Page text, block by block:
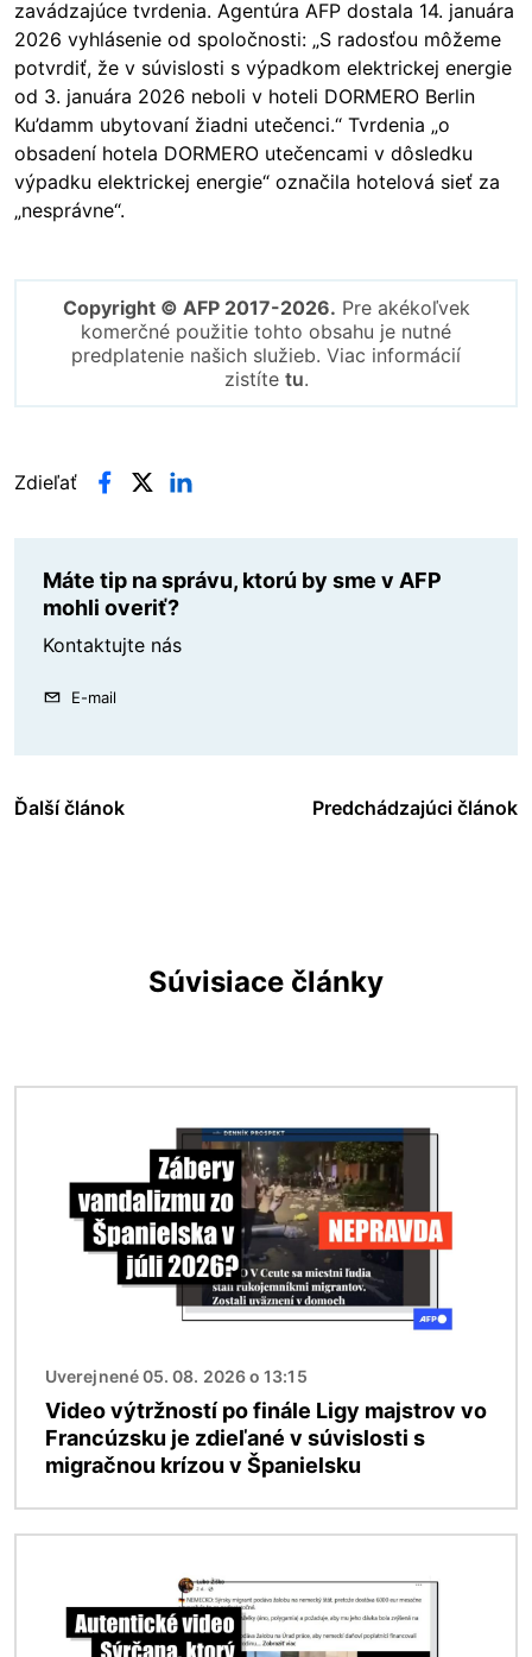
zavádzajúce tvrdenia. Agentúra AFP dostala 14. januára
2026 vyhlásenie od spoločnosti: „S radosťou môžeme
potvrdiť, že v súvislosti s výpadkom elektrickej energie
od 3. januára 2026 neboli v hoteli DORMERO Berlin
Ku’damm ubytovaní žiadni utečenci.“ Tvrdenia „o
obsadení hotela DORMERO utečencami v dôsledku
výpadku elektrickej energie“ označila hotelová sieť za
„nesprávne“.
Copyright © AFP 2017-2026. Pre akékoľvek
komerčné použitie tohto obsahu je nutné
predplatenie našich služieb. Viac informácií
zistíte tu.
Zdieľať
Máte tip na správu, ktorú by sme v AFP
mohli overiť?
Kontaktujte nás
E-mail
Ďalší článok Predchádzajúci článok
Súvisiace články
Uverejnené 05. 08. 2026 o 13:15
Video výtržností po finále Ligy majstrov vo
Francúzsku je zdieľané v súvislosti s
migračnou krízou v Španielsku